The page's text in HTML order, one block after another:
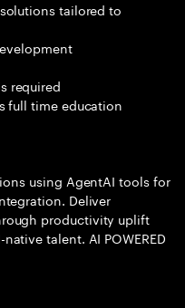
tailored to
required
full time education
using AgentAI tools for
Deliver
productivity uplift
talent. AI POWERED